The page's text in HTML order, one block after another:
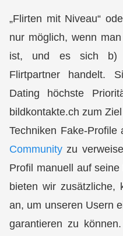
„Flirten mit Niveau“
nur möglich, wenn
ist, und es sich
Flirtpartner handelt.
Dating höchste
bildkontakte.ch zum
Techniken Fake-Profile
Community zu
Profil manuell auf
bieten wir zusätzliche,
an, um unseren Usern
garantieren zu